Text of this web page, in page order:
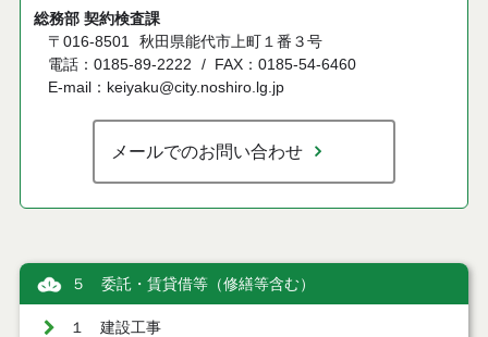
総務部 契約検査課
〒016-8501 秋田県能代市上町１番３号
電話：0185-89-2222
FAX：0185-54-6460
E-mail：keiyaku@city.noshiro.lg.jp
メールでのお問い合わせ
５ 委託・賃貸借等（修繕等含む）
１ 建設工事